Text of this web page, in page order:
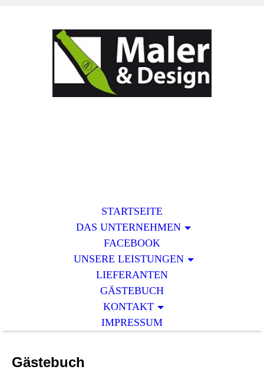
STARTSEITE
DAS UNTERNEHMEN
FACEBOOK
UNSERE LEISTUNGEN
LIEFERANTEN
GÄSTEBUCH
KONTAKT
IMPRESSUM
Gästebuch